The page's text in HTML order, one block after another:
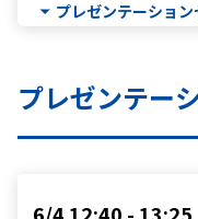
プレゼンテーショ
プレゼンテー